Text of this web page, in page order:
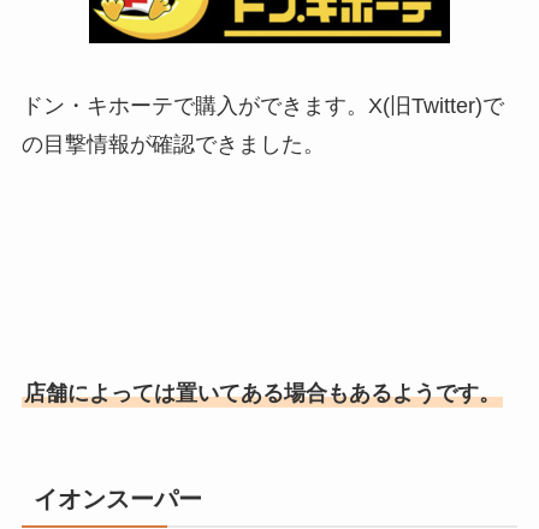
ドン・キホーテで購入ができます。X(旧Twitter)で
の目撃情報が確認できました。
店舗によっては置いてある場合もあるようです。
イオンスーパー